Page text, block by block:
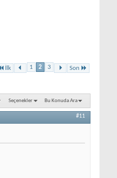
İlk 1 2 3 Son
Seçenekler Bu Konuda Ara
#11